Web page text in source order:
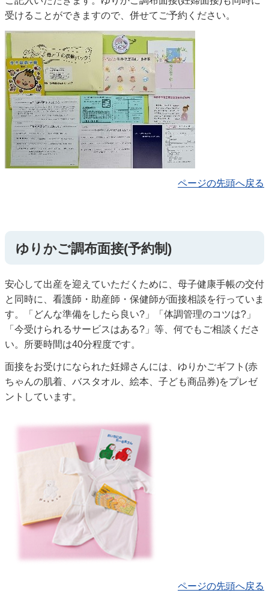
受けることができますので、併せてご予約ください。
ページの先頭へ戻る
ゆりかご調布面接(予約制)
安心して出産を迎えていただくために、母子健康手帳の交付
と同時に、看護師・助産師・保健師が面接相談を行っていま
す。「どんな準備をしたら良い?」「体調管理のコツは?」
「今受けられるサービスはある?」等、何でもご相談くださ
い。所要時間は40分程度です。
面接をお受けになられた妊婦さんには、ゆりかごギフト(赤
ちゃんの肌着、バスタオル、絵本、子ども商品券)をプレゼ
ントしています。
ページの先頭へ戻る